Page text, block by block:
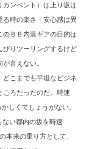
ンベント）は上り坂は
る時の楽さ・安心感は異
ＢＢ内装ギアの目的は
びりツーリングするけど
言えない。
こまでも平坦なビジネ
ろだったのだ。時速
しくてしょうがない。
い都内の坂を時速
本来の乗り方として、